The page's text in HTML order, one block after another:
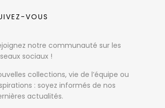
VOUS
notre communauté sur les
sociaux !
collections, vie de l’équipe ou
: soyez informés de nos
actualités.